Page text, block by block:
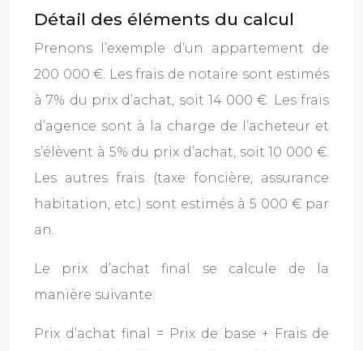
Détail des éléments du calcul
Prenons l’exemple d’un appartement de
200 000 €. Les frais de notaire sont estimés
à 7% du prix d’achat, soit 14 000 €. Les frais
d’agence sont à la charge de l’acheteur et
s’élèvent à 5% du prix d’achat, soit 10 000 €.
Les autres frais (taxe foncière, assurance
habitation, etc.) sont estimés à 5 000 € par
an.
Le prix d’achat final se calcule de la
manière suivante:
Prix d’achat final = Prix de base + Frais de